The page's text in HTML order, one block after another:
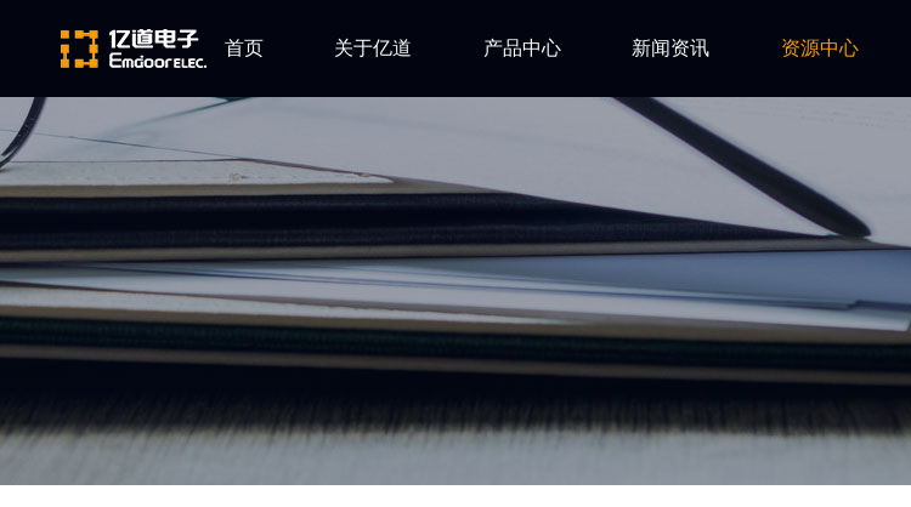
首页 关于亿道
企业文化
产品中心
Ansys
Qt
Green Hills
Minitab
Visu-IT
新闻资讯
亿道动态
市场活动
资源中心
安装文档
技术文档
网络研讨会